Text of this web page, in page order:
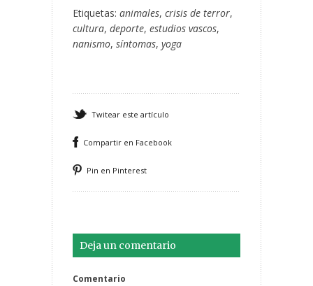
Etiquetas: animales, crisis de terror,
cultura, deporte, estudios vascos,
nanismo, síntomas, yoga
Twitear este artículo
Compartir en Facebook
Pin en Pinterest
Deja un comentario
Comentario